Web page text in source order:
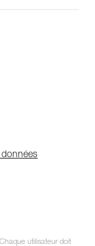
utilisateur doit